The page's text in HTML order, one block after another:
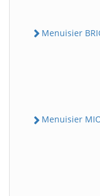
Menuisier
Menuisier